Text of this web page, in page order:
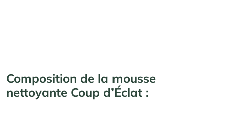
Composition de la mousse
nettoyante Coup d’Éclat :